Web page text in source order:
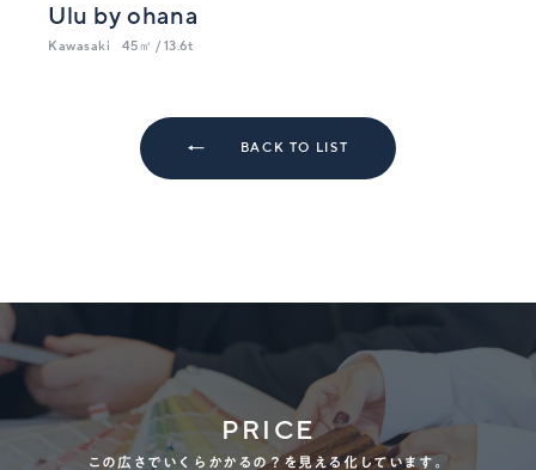
Ulu by ohana
Kawasaki 45㎡ / 13.6t
BACK TO LIST
PRICE
この広さでいくらかかるの？を見える化しています。